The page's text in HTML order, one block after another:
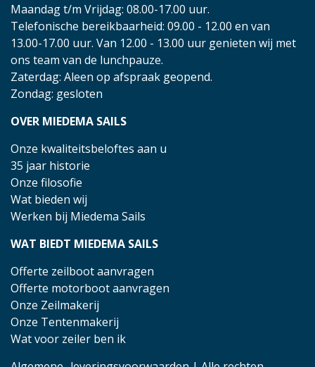
Maandag t/m Vrijdag: 08.00-17.00 uur.
Telefonische bereikbaarheid: 09.00 - 12.00 en van
13.00-17.00 uur. Van 12.00 - 13.00 uur genieten wij met
ons team van de lunchpauze.
Zaterdag: Aleen op afspraak geopend.
Zondag: gesloten
OVER MIEDEMA SAILS
Onze kwaliteitsbeloftes aan u
35 jaar historie
Onze filosofie
Wat bieden wij
Werken bij Miedema Sails
WAT BIEDT MIEDEMA SAILS
Offerte zeilboot aanvragen
Offerte motorboot aanvragen
Onze Zeilmakerij
Onze Tentenmakerij
Wat voor zeiler ben ik